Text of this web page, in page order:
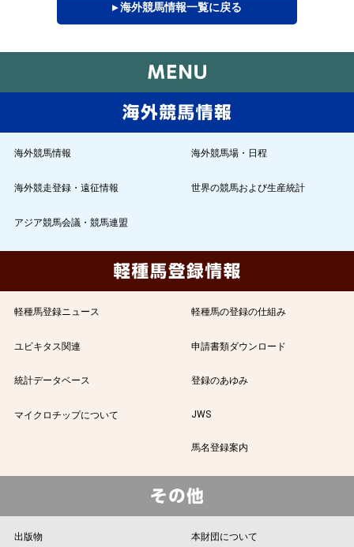
▸ 海外競馬情報一覧に戻る
海外競馬情報 海外競馬場・日程
海外競走登録・遠征情報 世界の競馬および生産統計
アジア競馬会議・競馬連盟
軽種馬登録ニュース 軽種馬の登録の仕組み
ユビキタス関連 申請書類ダウンロード
統計データベース 登録のあゆみ
マイクロチップについて JWS
馬名登録案内
出版物 本財団について